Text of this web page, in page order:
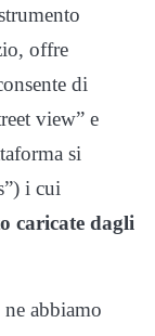
offre
di
view” e
si
i cui
caricate dagli
abbiamo